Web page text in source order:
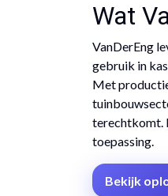
Wat
VanDerEng
gebruik in
Met
terechtkomt.
toepassing.
Bekijk